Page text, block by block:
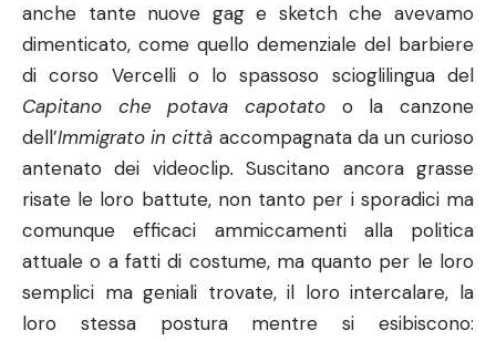
anche tante nuove gag e sketch che avevamo
dimenticato, come quello demenziale del barbiere
di corso Vercelli o lo spassoso scioglilingua del
Capitano che potava capotato o la canzone
dell’Immigrato in città accompagnata da un curioso
antenato dei videoclip. Suscitano ancora grasse
risate le loro battute, non tanto per i sporadici ma
comunque efficaci ammiccamenti alla politica
attuale o a fatti di costume, ma quanto per le loro
semplici ma geniali trovate, il loro intercalare, la
loro stessa postura mentre si esibiscono: